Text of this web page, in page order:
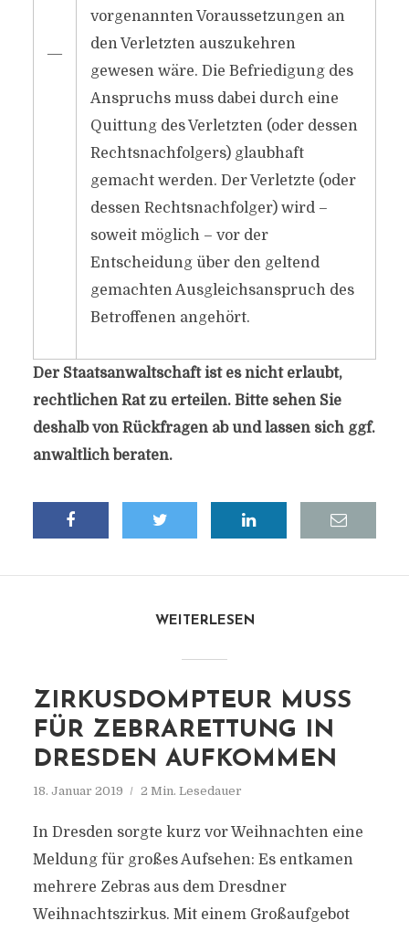
―
vorgenannten Voraussetzungen an
den Verletzten auszukehren
gewesen wäre. Die Befriedigung des
Anspruchs muss dabei durch eine
Quittung des Verletzten (oder dessen
Rechtsnachfolgers) glaubhaft
gemacht werden. Der Verletzte (oder
dessen Rechtsnachfolger) wird –
soweit möglich – vor der
Entscheidung über den geltend
gemachten Ausgleichsanspruch des
Betroffenen angehört.
Der Staatsanwaltschaft ist es nicht erlaubt,
rechtlichen Rat zu erteilen. Bitte sehen Sie
deshalb von Rückfragen ab und lassen sich ggf.
anwaltlich beraten.
WEITERLESEN
ZIRKUSDOMPTEUR MUSS
FÜR ZEBRARETTUNG IN
DRESDEN AUFKOMMEN
18. Januar 2019 2 Min. Lesedauer
In Dresden sorgte kurz vor Weihnachten eine
Meldung für großes Aufsehen: Es entkamen
mehrere Zebras aus dem Dresdner
Weihnachtszirkus. Mit einem Großaufgebot